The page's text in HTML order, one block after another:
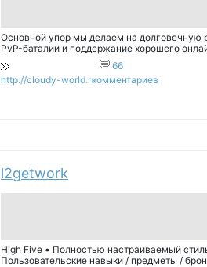
Основной упор мы делаем на долговечную
PvP-баталии и поддержание хорошего
http://cloudy-world.ru
66
комментариев
l2getwork
High Five • Полностью настраиваемый
Пользовательские навыки / предметы /